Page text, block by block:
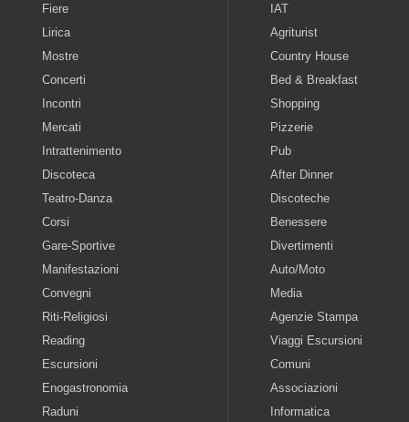
Fiere
Lirica
Mostre
Concerti
Incontri
Mercati
Intrattenimento
Discoteca
Teatro-Danza
Corsi
Gare-Sportive
Manifestazioni
Convegni
Riti-Religiosi
Reading
Escursioni
Enogastronomia
Raduni
IAT
Agriturist
Country House
Bed & Breakfast
Shopping
Pizzerie
Pub
After Dinner
Discoteche
Benessere
Divertimenti
Auto/Moto
Media
Agenzie Stampa
Viaggi Escursioni
Comuni
Associazioni
Informatica